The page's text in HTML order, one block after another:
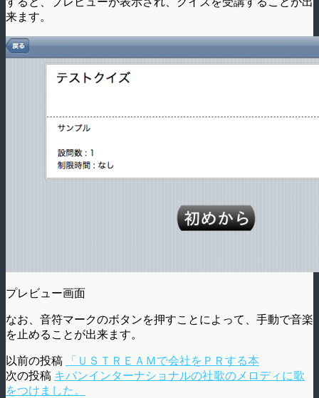
来ます。
プレビュー画面
なお、音符マークのボタンを押すことによって、手動で音楽
を止めることが出来ます。
以前の投稿
「ＵＳＴＲＥＡＭで会社をＰＲする本
次の投稿 キバンインターナショナルの社歌のメロディに歌
をつけました。